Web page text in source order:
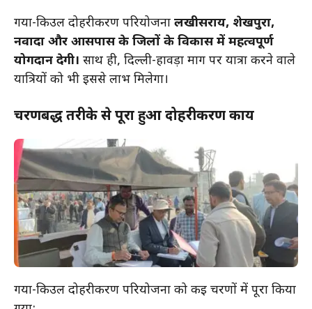
गया-किउल दोहरीकरण परियोजना लखीसराय, शेखपुरा,
नवादा और आसपास के जिलों के विकास में महत्वपूर्ण
योगदान देगी। साथ ही, दिल्ली-हावड़ा मार्ग पर यात्रा करने वाले
यात्रियों को भी इससे लाभ मिलेगा।
चरणबद्ध तरीके से पूरा हुआ दोहरीकरण कार्य
गया-किउल दोहरीकरण परियोजना को कई चरणों में पूरा किया